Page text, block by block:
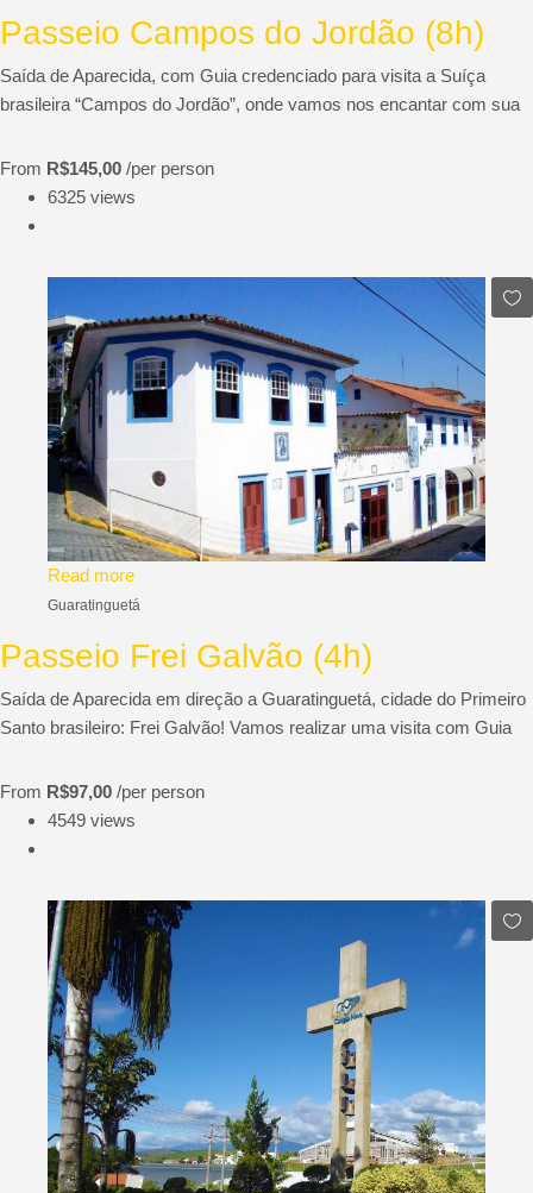
Passeio Campos do Jordão (8h)
Saída de Aparecida, com Guia credenciado para visita a Suíça
brasileira “Campos do Jordão”, onde vamos nos encantar com sua
From R$145,00 /per person
6325 views
Read more
Guaratinguetá
Passeio Frei Galvão (4h)
Saída de Aparecida em direção a Guaratinguetá, cidade do Primeiro
Santo brasileiro: Frei Galvão! Vamos realizar uma visita com Guia
From R$97,00 /per person
4549 views